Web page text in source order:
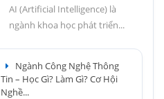
AI (Artificial Intelligence) là
ngành khoa học phát triển...
Ngành Công Nghệ Thông
Tin – Học Gì? Làm Gì? Cơ Hội
Nghề...